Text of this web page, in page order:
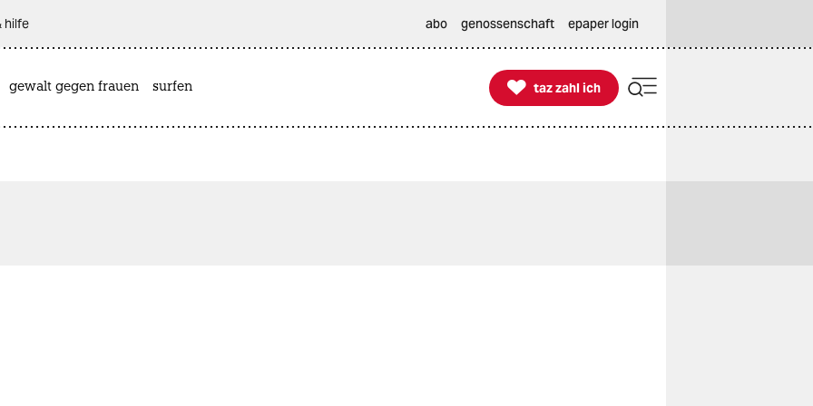
hilfe abo genossenschaft epaper login
gewalt gegen frauen surfen 
taz zahl ich
taz zahl ich